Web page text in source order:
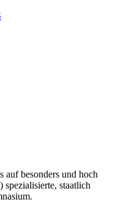
besonders und hoch
spezialisierte, staatlich